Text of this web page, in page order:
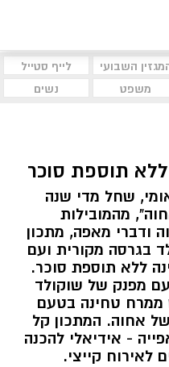
השבועי
לייף סטייל
משפט נשים
ללא תוספת סוכר
שחל מדי שנה
מהמובילות
ודברי מאפה, מתכון
בגרסה מקורית ועם
ללא תוספת סוכר.
מפנק של שוקולד
ממרח טחינה בטעם
אחוה. המתכון קל
- אידיאלי להכנה
לאירוח קייצי.